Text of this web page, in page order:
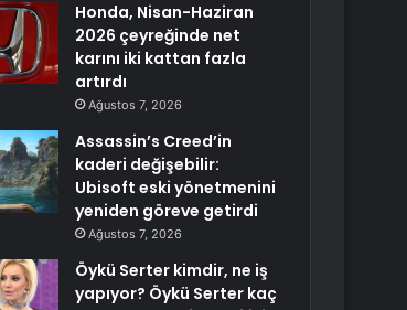
Honda, Nisan-Haziran
2026 çeyreğinde net
karını iki kattan fazla
artırdı
Ağustos 7, 2026
Assassin’s Creed’in
kaderi değişebilir:
Ubisoft eski yönetmenini
yeniden göreve getirdi
Ağustos 7, 2026
Öykü Serter kimdir, ne iş
yapıyor? Öykü Serter kaç